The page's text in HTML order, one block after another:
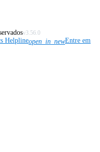
v3.56.0
Helplineopen_in_newEntre em